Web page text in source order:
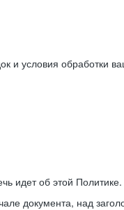
и условия обработки
идет об этой Политике.
документа, над